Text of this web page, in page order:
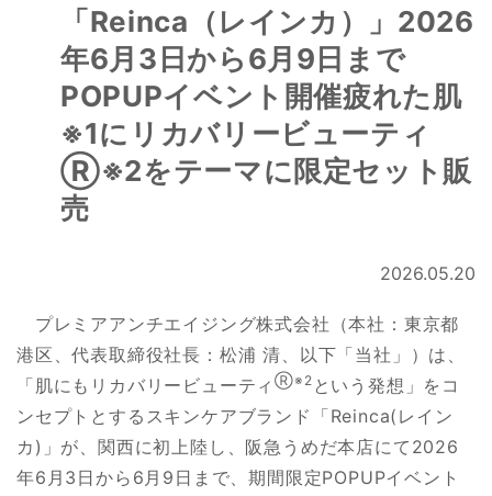
「Reinca（レインカ）」2026
年6月3日から6月9日まで
POPUPイベント開催疲れた肌
※1にリカバリービューティ
Ⓡ※2をテーマに限定セット販
売
2026.05.20
プレミアアンチエイジング株式会社（本社：東京都
港区、代表取締役社長：松浦 清、以下「当社」）は、
「肌にもリカバリービューティⓇ※2 という発想」をコ
ンセプトとするスキンケアブランド「Reinca(レイン
カ)」が、関西に初上陸し、阪急うめだ本店にて2026
年6月3日から6月9日まで、期間限定POPUPイベント